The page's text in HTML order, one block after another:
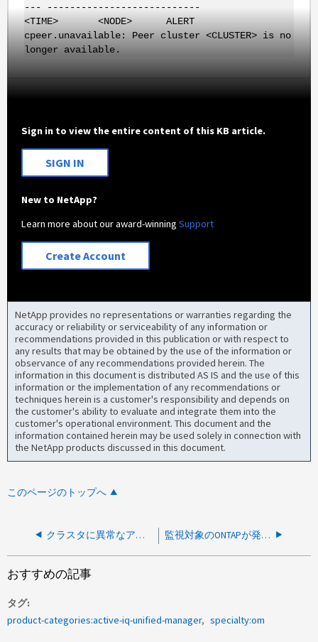
--- ---------------------------
<TIME> <NODE> ALERT
cpeer.unavailable: Peer cluster <CLUSTER> is no
longer available.
Sign in to view the entire content of this KB article.
SIGN IN
New to NetApp?
Learn more about our award-winningSupport
Create Account
NetApp provides no representations or warranties regarding the
accuracy or reliability or serviceability of any information or
recommendations provided in this publication or with respect to
any results that may be obtained by the use of the information or
observance of any recommendations provided herein. The
information in this document is distributed AS IS and the use of this
information or the implementation of any recommendations or
techniques herein is a customer's responsibility and depends on
the customer's ability to evaluate and integrate them into the
customer's operational environment. This document and the
information contained herein may be used solely in connection with
the NetApp products discussed in this document.
このページのトップへ
クラスタに異常なアクティビティを含むボリュームがあるとAIQUMでイベントが作成されない 監視対象のONTAPが発生条件を満たしているにもかかわらず、AIQUMはイベントを表示しない
おすすめの記事
タグ
product-categories:active-iq-unified-manager
specialty:om